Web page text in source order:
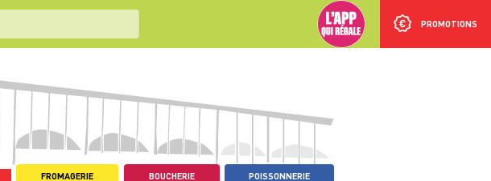
PROMOTIONS
FROMAGERIE BOUCHERIE POISSONNERIE